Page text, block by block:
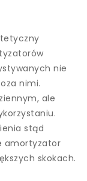
nie
nimi.
ale
stąd
amortyzator
skokach.